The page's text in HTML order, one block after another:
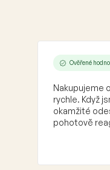
Ověřené
Nakupujeme
rychle. Když
okamžité
pohotově